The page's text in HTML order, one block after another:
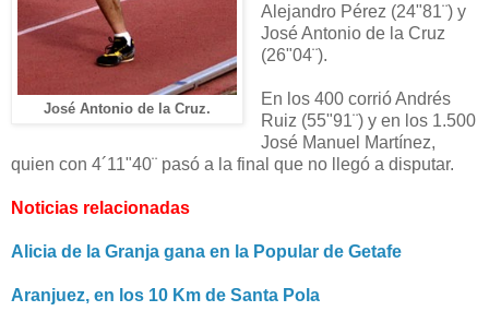
José Antonio de la Cruz.
Alejandro Pérez (24"81¨) y
José Antonio de la Cruz
(26"04¨).
En los 400 corrió Andrés
Ruiz (55"91¨) y en los 1.500
José Manuel Martínez,
quien con 4´11"40¨ pasó a la final que no llegó a disputar.
Noticias relacionadas
Alicia de la Granja gana en la Popular de Getafe
Aranjuez, en los 10 Km de Santa Pola